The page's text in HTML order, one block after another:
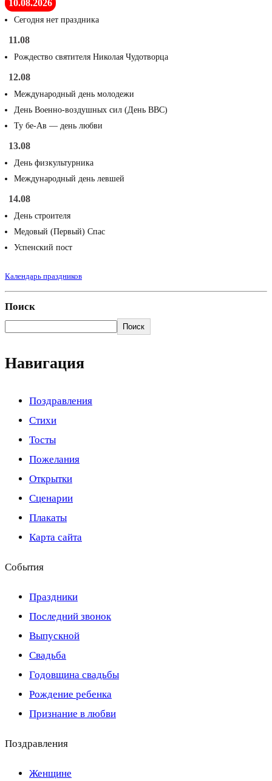
10.08.2026
Сегодня нет праздника
11.08
Рождество святителя Николая Чудотворца
12.08
Международный день молодежи
День Военно-воздушных сил (День ВВС)
Ту бе-Ав — день любви
13.08
День физкультурника
Международный день левшей
14.08
День строителя
Медовый (Первый) Спас
Успенский пост
Календарь праздников
Поиск
Поиск
Навигация
Поздравления
Стихи
Тосты
Пожелания
Открытки
Сценарии
Плакаты
Карта сайта
События
Праздники
Последний звонок
Выпускной
Свадьба
Годовщина свадьбы
Рождение ребенка
Признание в любви
Поздравления
Женщине